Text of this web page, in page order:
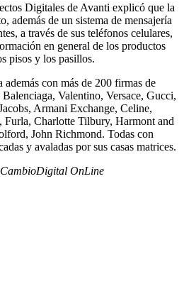
Digitales de Avanti explicó que la
además de un sistema de mensajería
a través de sus teléfonos celulares,
en general de los productos
pisos y los pasillos.
con más de 200 firmas de
Balenciaga, Valentino, Versace, Gucci,
Armani Exchange, Celine,
Furla, Charlotte Tilbury, Harmont and
John Richmond. Todas con
y avaladas por sus casas matrices.
OnLine